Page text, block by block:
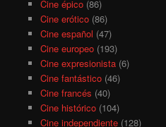
Cine épico(86)
Cine erótico(86)
Cine español (47)
Cine europeo(193)
Cine expresionista(6)
Cine fantástico(46)
Cine francés (40)
Cine histórico(104)
Cine independiente(128)